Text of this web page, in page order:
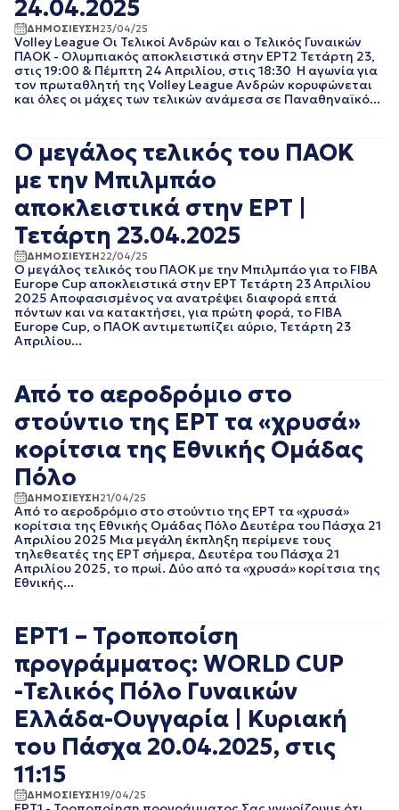
EΡΤNEWS
ΓΕΝΙΚΗ
ΓΡΑΦΕΙΟ ΤΥΠΟΥ
ΕΡΤ
ΚΙΝΗΜΑΤΟΓΡΑΦΙΚΕΣ
ΤΑΙΝΙΕΣ
ΡΑΔΙΟΦΩΝΟ
ΤΗΛΕΟΡΑΣΗ
ΜΑΙΟΣ 2025
ΑΠΡΙΛΙΟΣ 2025
ΜΑΡΤΙΟΣ 2025
ΦΕΒΡΟΥΑΡΙΟΣ 2025
ΟΚΤΩΒΡΙΟΣ 2024
ΣΕΠΤΕΜΒΡΙΟΣ 2024
ΙΟΥΛΙΟΣ 2024
ΙΟΥΝΙΟΣ 2024
ΜΑΙΟΣ 2024
ΜΑΡΤΙΟΣ 2024
ΦΕΒΡΟΥΑΡΙΟΣ 2024
ΝΟΕΜΒΡΙΟΣ 2023
ΟΚΤΩΒΡΙΟΣ 2023
ΑΥΓΟΥΣΤΟΣ 2023
ΙΟΥΛΙΟΣ 2023
ΙΟΥΝΙΟΣ 2023
ΑΠΡΙΛΙΟΣ 2023
ΙΑΝΟΥΑΡΙΟΣ 2023
ΝΟΕΜΒΡΙΟΣ 2022
ΟΚΤΩΒΡΙΟΣ 2022
ΣΕΠΤΕΜΒΡΙΟΣ 2022
ΑΥΓΟΥΣΤΟΣ 2022
ΙΟΥΝΙΟΣ 2022
ΜΑΙΟΣ 2022
ΑΠΡΙΛΙΟΣ 2022
ΜΑΡΤΙΟΣ 2022
ΙΑΝΟΥΑΡΙΟΣ 2022
ΟΚΤΩΒΡΙΟΣ 2021
ΑΥΓΟΥΣΤΟΣ 2021
ΙΟΥΛΙΟΣ 2021
ΜΑΙΟΣ 2021
ΑΠΡΙΛΙΟΣ 2021
ΙΑΝΟΥΑΡΙΟΣ 2021
24.04.2025
ΔΗΜΟΣΙΕΥΣΗ23/04/25
Volley League Οι Τελικοί Ανδρών και ο Τελικός Γυναικών
ΠΑΟΚ - Ολυμπιακός αποκλειστικά στην ΕΡΤ2 Τετάρτη 23,
στις 19:00 & Πέμπτη 24 Απριλίου, στις 18:30 Η αγωνία για
τον πρωταθλητή της Volley League Ανδρών κορυφώνεται
και όλες οι μάχες των τελικών ανάμεσα σε Παναθηναϊκό...
Ο μεγάλος τελικός του ΠΑΟΚ
με την Μπιλμπάο
αποκλειστικά στην ΕΡΤ |
Τετάρτη 23.04.2025
ΔΗΜΟΣΙΕΥΣΗ22/04/25
Ο μεγάλος τελικός του ΠΑΟΚ με την Μπιλμπάο για το FIBA
Europe Cup αποκλειστικά στην ΕΡΤ Τετάρτη 23 Απριλίου
2025 Αποφασισμένος να ανατρέψει διαφορά επτά
πόντων και να κατακτήσει, για πρώτη φορά, το FIBA
Europe Cup, ο ΠΑΟΚ αντιμετωπίζει αύριο, Τετάρτη 23
Απριλίου...
Από το αεροδρόμιο στο
στούντιο της ΕΡΤ τα «χρυσά»
κορίτσια της Εθνικής Ομάδας
Πόλο
ΔΗΜΟΣΙΕΥΣΗ21/04/25
Από το αεροδρόμιο στο στούντιο της ΕΡΤ τα «χρυσά»
κορίτσια της Εθνικής Ομάδας Πόλο Δευτέρα του Πάσχα 21
Απριλίου 2025 Μια μεγάλη έκπληξη περίμενε τους
τηλεθεατές της ΕΡΤ σήμερα, Δευτέρα του Πάσχα 21
Απριλίου 2025, το πρωί. Δύο από τα «χρυσά» κορίτσια της
Εθνικής...
ΕΡΤ1 – Τροποποίση
προγράμματος: WORLD CUP
-Τελικός Πόλο Γυναικών
Ελλάδα-Ουγγαρία | Κυριακή
του Πάσχα 20.04.2025, στις
11:15
ΔΗΜΟΣΙΕΥΣΗ19/04/25